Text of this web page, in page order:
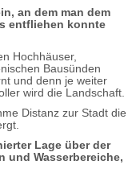
an dem man dem
entfliehen konnte
Hochhäuser,
Bausünden
und denn je weiter
wird die Landschaft.
Distanz zur Stadt die
Lage über der
und Wasserbereiche,